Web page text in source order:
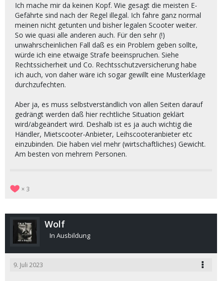
Ich mache mir da keinen Kopf. Wie gesagt die meisten E-
Gefährte sind nach der Regel illegal. Ich fahre ganz normal
meinen nicht getunten und bisher legalen Scooter weiter.
So wie quasi alle anderen auch. Für den sehr (!)
unwahrscheinlichen Fall daß es ein Problem geben sollte,
würde ich eine etwaige Strafe beeinspruchen. Siehe
Rechtssicherheit und Co. Rechtsschutzversicherung habe
ich auch, von daher wäre ich sogar gewillt eine Musterklage
durchzufechten.
Aber ja, es muss selbstverständlich von allen Seiten darauf
gedrängt werden daß hier rechtliche Situation geklärt
wird/abgeändert wird. Deshalb ist es ja auch wichtig die
Händler, Mietscooter-Anbieter, Leihscooteranbieter etc
einzubinden. Die haben viel mehr (wirtschaftliches) Gewicht.
Am besten von mehrern Personen.
3
Wolf
In Ausbildung
9. Juli 2023